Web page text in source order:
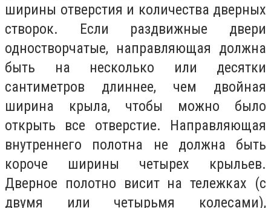
ширины отверстия и количества дверных
створок. Если раздвижные двери
одностворчатые, направляющая должна
быть на несколько или десятки
сантиметров длиннее, чем двойная
ширина крыла, чтобы можно было
открыть все отверстие. Направляющая
внутреннего полотна не должна быть
короче ширины четырех крыльев.
Дверное полотно висит на тележках (с
двумя или четырьмя колесами),